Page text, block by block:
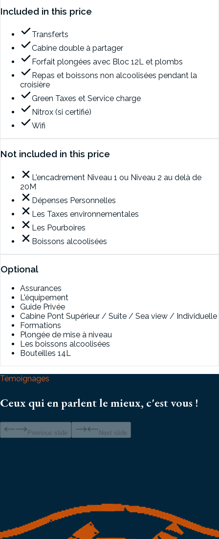
Included in this price
Transferts
Cabine double à partager
Forfait plongées avec Bloc 12L et plombs
Repas et boissons non alcoolisées pendant la
croisière
Green Taxes et Service charge
Nitrox (si certifié)
Wifi
Not included in this price
L'encadrement Niveau 1 ou Niveau 2 au delà de
20M
Dépenses Personnelles
Les Taxes environnementales
Les Pourboires
Boissons alcoolisées
Optional
Assurances
L'équipement
Guide Privée
Cabine Pont Supérieur / Suite / Sea view / Individuelle
Formations
Plongée de mise à niveau
Les boissons alcoolisées
Bouteilles 14L
Témoignages
Ceux qui en parlent le mieux, c'est vous !
Previous slide Next slide